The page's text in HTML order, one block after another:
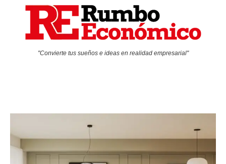
"Convierte tus sueños e ideas en realidad empresarial"